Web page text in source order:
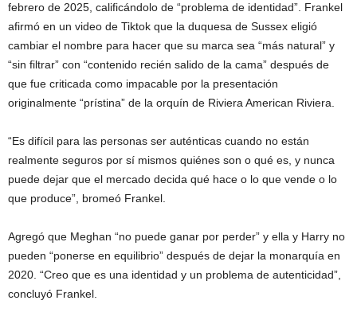
febrero de 2025, calificándolo de “problema de identidad”. Frankel
afirmó en un video de Tiktok que la duquesa de Sussex eligió
cambiar el nombre para hacer que su marca sea “más natural” y
“sin filtrar” con “contenido recién salido de la cama” después de
que fue criticada como impacable por la presentación
originalmente “prístina” de la orquín de Riviera American Riviera.
“Es difícil para las personas ser auténticas cuando no están
realmente seguros por sí mismos quiénes son o qué es, y nunca
puede dejar que el mercado decida qué hace o lo que vende o lo
que produce”, bromeó Frankel.
Agregó que Meghan “no puede ganar por perder” y ella y Harry no
pueden “ponerse en equilibrio” después de dejar la monarquía en
2020. “Creo que es una identidad y un problema de autenticidad”,
concluyó Frankel.